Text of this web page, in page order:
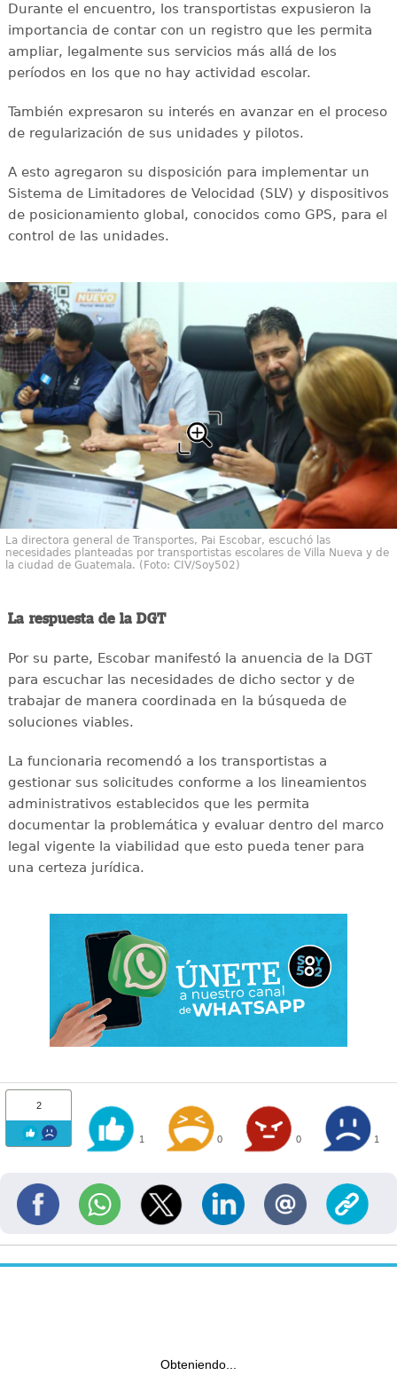
Durante el encuentro, los transportistas expusieron la
importancia de contar con un registro que les permita
ampliar, legalmente sus servicios más allá de los
períodos en los que no hay actividad escolar.
También expresaron su interés en avanzar en el proceso
de regularización de sus unidades y pilotos.
A esto agregaron su disposición para implementar un
Sistema de Limitadores de Velocidad (SLV) y dispositivos
de posicionamiento global, conocidos como GPS, para el
control de las unidades.
La directora general de Transportes, Pai Escobar, escuchó las
necesidades planteadas por transportistas escolares de Villa Nueva y de
la ciudad de Guatemala. (Foto: CIV/Soy502)
La respuesta de la DGT
Por su parte, Escobar manifestó la anuencia de la DGT
para escuchar las necesidades de dicho sector y de
trabajar de manera coordinada en la búsqueda de
soluciones viables.
La funcionaria recomendó a los transportistas a
gestionar sus solicitudes conforme a los lineamientos
administrativos establecidos que les permita
documentar la problemática y evaluar dentro del marco
legal vigente la viabilidad que esto pueda tener para
una certeza jurídica.
2
1 0 0 1
Obteniendo...